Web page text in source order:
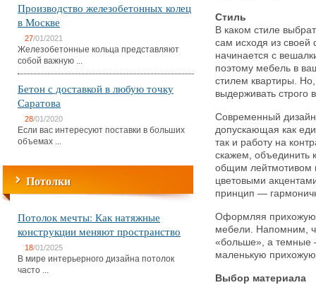
Производство железобетонных колец
в Москве
27/01/2021
Железобетонные кольца представляют
собой важную ...
Бетон с доставкой в любую точку
Саратова
28/01/2020
Если вас интересуют поставки в больших
объемах ...
Потолки
Потолок мечты: Как натяжные
конструкции меняют пространство
18/01/2025
В мире интерьерного дизайна потолок
часто ...
Стиль
В каком стиле
сам исходя из своей
начинается с
поэтому мебель в
стилем квартиры.
выдерживать строго
Современный
допускающая как
так и работу на
скажем, объединить
общим лейтмотивом
цветовыми
принцип —
Оформляя прихожую,
мебели. Напомним,
«больше», а темные
маленькую
Выбор материала